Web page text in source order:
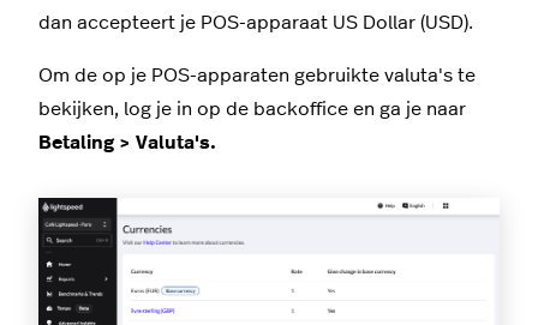
dan accepteert je POS-apparaat US Dollar (USD).
Om de op je POS-apparaten gebruikte valuta's te
bekijken, log je in op de backoffice en ga je naar
Betaling > Valuta's.